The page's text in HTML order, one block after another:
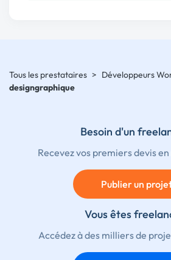
Tous les prestataires > Développeurs
designgraphique
Besoin d'un
Recevez vos premiers devis
Publier un
Vous êtes
Accédez à des milliers de